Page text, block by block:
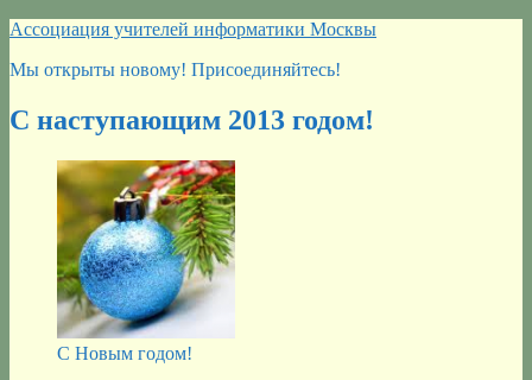
Перейти
содержимому
Ассоциация учителей информатики Москвы
Мы открыты новому! Присоединяйтесь!
С наступающим 2013 годом!
С Новым годом!